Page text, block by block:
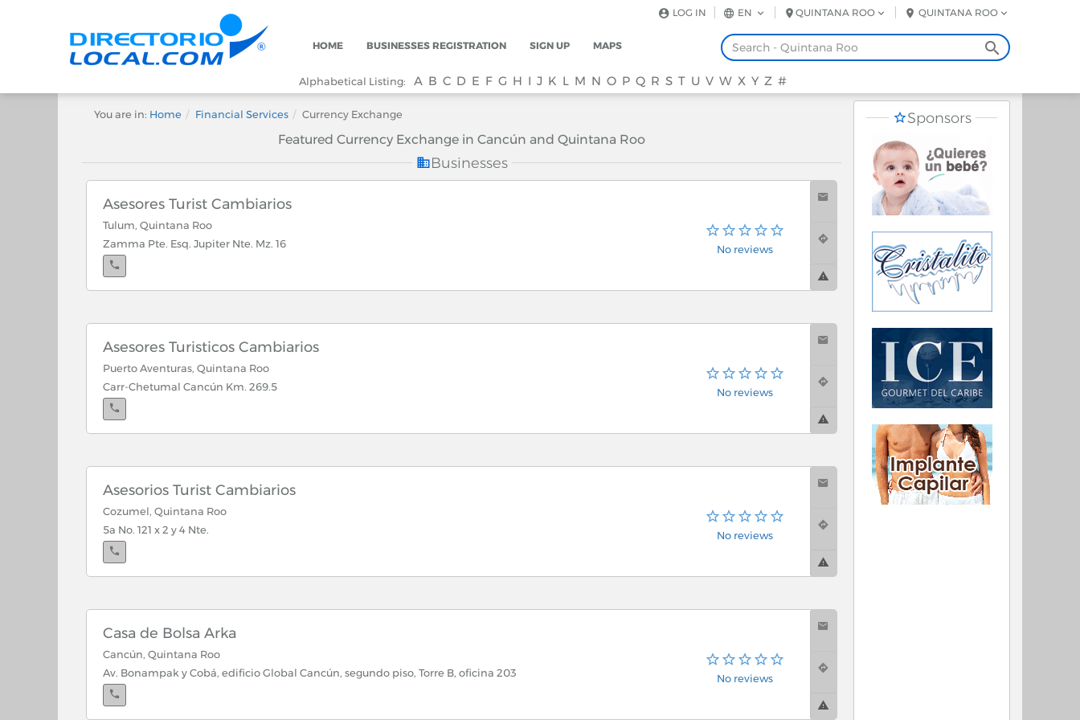
QUINTANA ROO
QUINTANA ROO
EN
LOG IN
HOME BUSINESSES REGISTRATION SIGN UP MAPS
Alphabetical Listing: A B C D E F G H I J K L M N O P Q R S T U V W X Y Z #
You are in: Home Financial Services Currency Exchange
Featured Currency Exchange in Cancún and Quintana Roo
Businesses
Asesores Turist Cambiarios
Tulum, Quintana Roo
Zamma Pte. Esq. Jupiter Nte. Mz. 16
No reviews
Asesores Turisticos Cambiarios
Puerto Aventuras, Quintana Roo
Carr-Chetumal Cancún Km. 269.5
No reviews
Asesorios Turist Cambiarios
Cozumel, Quintana Roo
5a No. 121 x 2 y 4 Nte.
No reviews
Casa de Bolsa Arka
Cancún, Quintana Roo
Av. Bonampak y Cobá, edificio Global Cancún, segundo piso, Torre B, oficina 203
No reviews
Sponsors